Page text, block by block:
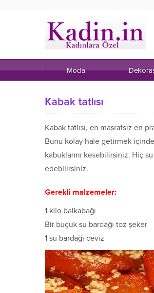
Moda
Kabak tatlısı
Kabak tatlısı, en masrafsız en
Bunu kolay hale getirmek
kabuklarını kesebilirsiniz. Hiç
edebilirsiniz.
Gerekli malzemeler:
1 kilo balkabağı
Bir buçuk su bardağı toz şeker
1 su bardağı ceviz